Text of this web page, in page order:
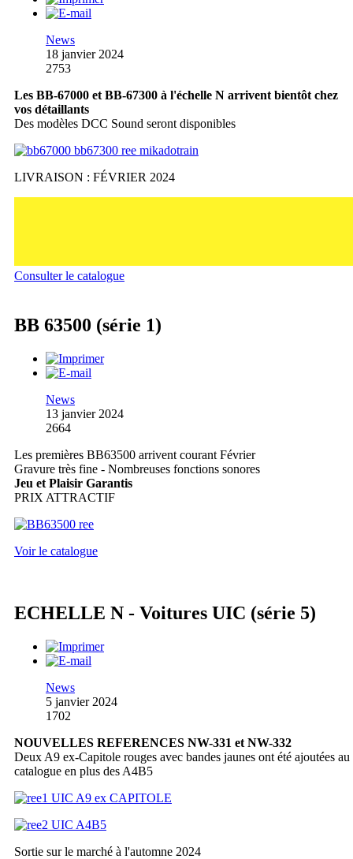
News
18 janvier 2024
2753
Les BB-67000 et BB-67300 à l'échelle N arrivent bientôt chez
vos détaillants
Des modèles DCC Sound seront disponibles
LIVRAISON : FÉVRIER 2024
Consulter le catalogue
BB 63500 (série 1)
News
13 janvier 2024
2664
Les premières BB63500 arrivent courant Février
Gravure très fine - Nombreuses fonctions sonores
Jeu et Plaisir Garantis
PRIX ATTRACTIF
Voir le catalogue
ECHELLE N - Voitures UIC (série 5)
News
5 janvier 2024
1702
NOUVELLES REFERENCES NW-331 et NW-332
Deux A9 ex-Capitole rouges avec bandes jaunes ont été ajoutées au
catalogue en plus des A4B5
Sortie sur le marché à l'automne 2024